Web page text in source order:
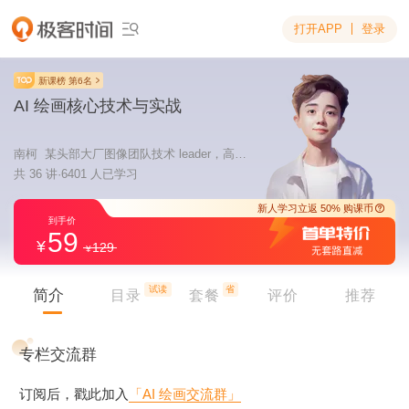
 打开APP 登录
新课榜 第6名
AI 绘画核心技术与实战
南柯 某头部大厂图像团队技术 leader，高级算法专家
共 36 讲·6401 人已学习
59 129
新人学习立返
简介 目录 试读 套餐 省 评价 推荐
专栏交流群
订阅后，戳此加入 「AI 绘画交流群」